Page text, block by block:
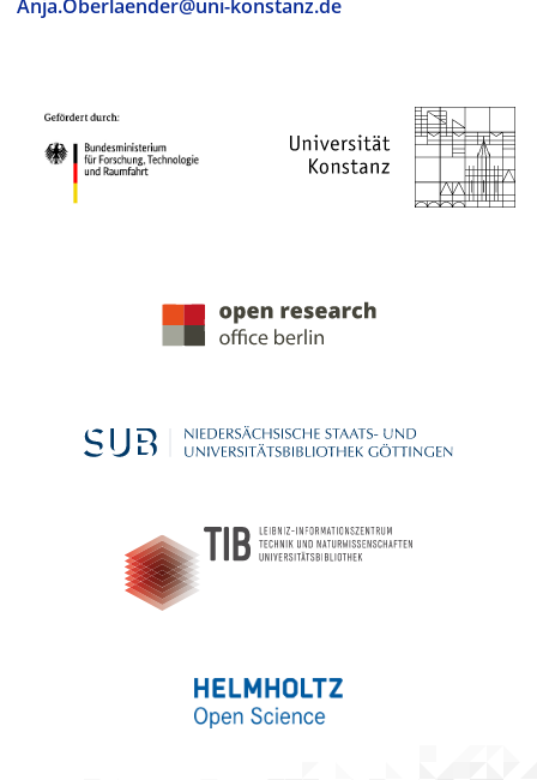
Anja.Oberlaender@uni-konstanz.de